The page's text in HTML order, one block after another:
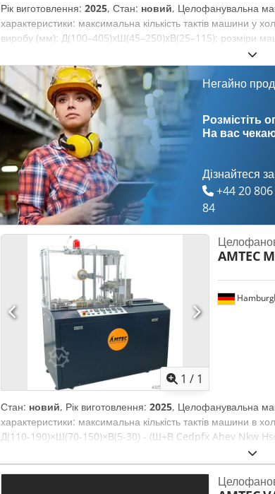
Рік виготовлення: 2025, Стан: новий, Целофанувальна
характеристики: максимальна кількість тактів машини у
виробу (мм): Д(100–405)xШ(45–250)xВ(25–115); розміри
електроживлення: 380В, 6,5кВт; стиснене повітря: 5–7
інструмент/комплект форматуючих частин у комплекті,
завантажувальний конвеєр (Д1500xШ240 мм) також
наші ціни на нові машини часто нижчі за звичайні ціни на
запитаннями та вкажіть ваше завдання по пакуванню. Зі
нових машин. Для машин, що виготовляються під
машини постачаються з повною гарантією.
Негайно
Розмістіть
На вас
Дізнайтеся
+44 20
84
1 / 1
Hamburg
AMTEC
Стан: новий, Рік виготовлення: 2025, Целофанувальна
характеристики: максимальна кількість тактів машини в
Д(110-190)×Ш(70-150)×В(5-30) - (Ш+В Cedpfx Ahev Nkw